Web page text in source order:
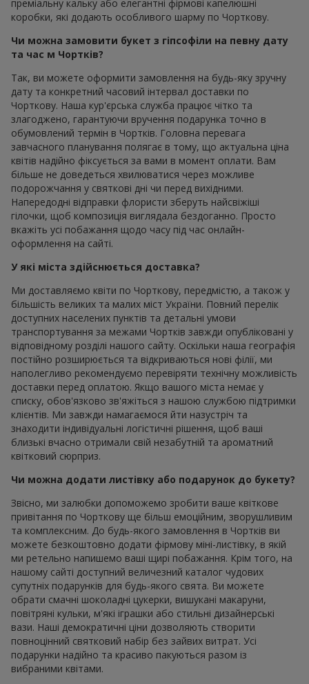
преміальну кальку або елегантні фірмові капелюшні
коробки, які додають особливого шарму по Чорткову.
Чи можна замовити букет з гіпсофіли на певну дату
та час м Чортків?
Так, ви можете оформити замовлення на будь-яку зручну
дату та конкретний часовий інтервал доставки по
Чорткову. Наша кур'єрська служба працює чітко та
злагоджено, гарантуючи вручення подарунка точно в
обумовлений термін в Чортків. Головна перевага
завчасного планування полягає в тому, що актуальна ціна
квітів надійно фіксується за вами в момент оплати. Вам
більше не доведеться хвилюватися через можливе
подорожчання у святкові дні чи перед вихідними.
Напередодні відправки флористи зберуть найсвіжіші
гілочки, щоб композиція виглядала бездоганно. Просто
вкажіть усі побажання щодо часу під час онлайн-
оформлення на сайті.
У які міста здійснюється доставка?
Ми доставляємо квіти по Чорткову, передмістю, а також у
більшість великих та малих міст України. Повний перелік
доступних населених пунктів та детальні умови
транспортування за межами Чортків завжди опубліковані у
відповідному розділі нашого сайту. Оскільки наша географія
постійно розширюється та відкриваються нові філії, ми
наполегливо рекомендуємо перевіряти технічну можливість
доставки перед оплатою. Якщо вашого міста немає у
списку, обов'язково зв'яжіться з нашою службою підтримки
клієнтів. Ми завжди намагаємося йти назустріч та
знаходити індивідуальні логістичні рішення, щоб ваші
близькі вчасно отримали свій незабутній та ароматний
квітковий сюрприз.
Чи можна додати листівку або подарунок до букету?
Звісно, ми залюбки допоможемо зробити ваше квіткове
привітання по Чорткову ще більш емоційним, зворушливим
та комплексним. До будь-якого замовлення в Чортків ви
можете безкоштовно додати фірмову міні-листівку, в якій
ми ретельно напишемо ваші щирі побажання. Крім того, на
нашому сайті доступний величезний каталог чудових
супутніх подарунків для будь-якого свята. Ви можете
обрати смачні шоколадні цукерки, вишукані макаруни,
повітряні кульки, м'які іграшки або стильні дизайнерські
вази. Наші демократичні ціни дозволяють створити
повноцінний святковий набір без зайвих витрат. Усі
подарунки надійно та красиво пакуються разом із
вибраними квітами.